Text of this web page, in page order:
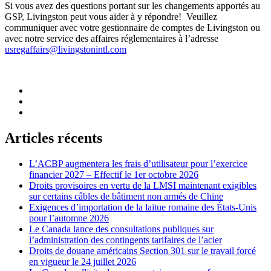
Si vous avez des questions portant sur les changements apportés au
GSP, Livingston peut vous aider à y répondre! Veuillez
communiquer avec votre gestionnaire de comptes de Livingston ou
avec notre service des affaires réglementaires à l’adresse
usregaffairs@livingstonintl.com
Articles récents
L’ACBP augmentera les frais d’utilisateur pour l’exercice
financier 2027 – Effectif le 1er octobre 2026
Droits provisoires en vertu de la LMSI maintenant exigibles
sur certains câbles de bâtiment non armés de Chine
Exigences d’importation de la laitue romaine des États-Unis
pour l’automne 2026
Le Canada lance des consultations publiques sur
l’administration des contingents tarifaires de l’acier
Droits de douane américains Section 301 sur le travail forcé
en vigueur le 24 juillet 2026